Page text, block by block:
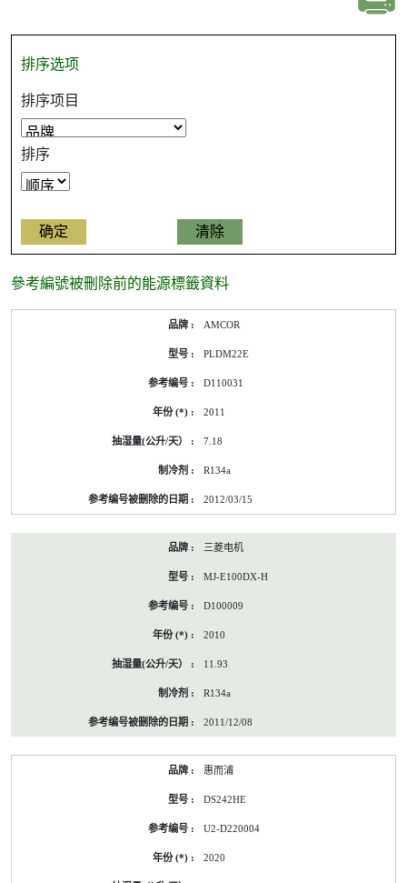
排序选项
排序项目
排序
參考編號被刪除前的能源標籤資料
AMCOR
PLDM22E
D110031
2011
7.18
R134a
2012/03/15
三菱电机
MJ-E100DX-H
D100009
2010
11.93
R134a
2011/12/08
惠而浦
DS242HE
U2-D220004
2020